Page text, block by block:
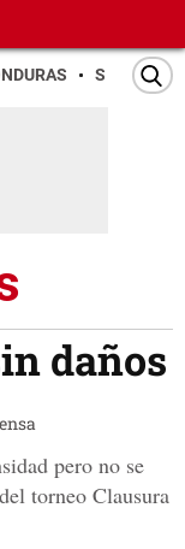
SAN PEDRO
daños
pero no se
torneo Clausura